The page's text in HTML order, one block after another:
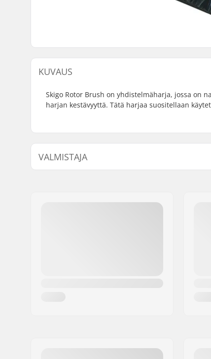
KUVAUS
Skigo Rotor Brush on yhdistelmäharja, jossa on
harjan kestävyyttä. Tätä harjaa suositellaan
VALMISTAJA